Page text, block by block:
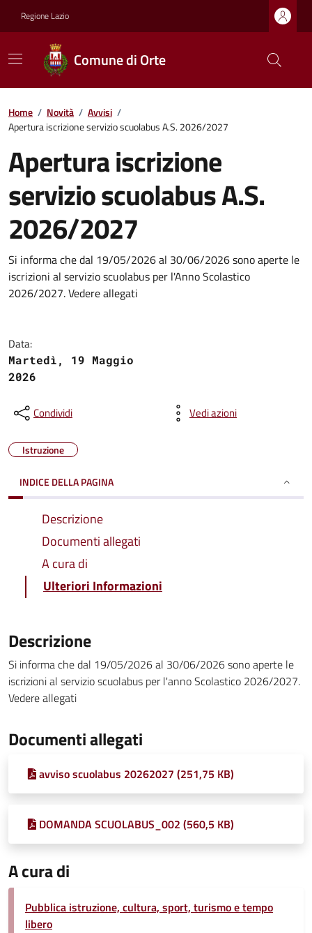
Regione Lazio
Comune di Orte
Home / Novità / Avvisi /
Apertura iscrizione servizio scuolabus A.S. 2026/2027
Apertura iscrizione
servizio scuolabus A.S.
2026/2027
Si informa che dal 19/05/2026 al 30/06/2026 sono aperte le
iscrizioni al servizio scuolabus per l'Anno Scolastico
2026/2027. Vedere allegati
Data:
Martedì, 19 Maggio
2026
Condividi Vedi azioni
Istruzione
INDICE DELLA PAGINA
Descrizione
Documenti allegati
A cura di
Ulteriori Informazioni
Descrizione
Si informa che dal 19/05/2026 al 30/06/2026 sono aperte le
iscrizioni al servizio scuolabus per l'anno Scolastico 2026/2027.
Vedere allegati
Documenti allegati
avviso scuolabus 20262027 (251,75 KB)
DOMANDA SCUOLABUS_002 (560,5 KB)
A cura di
Pubblica istruzione, cultura, sport, turismo e tempo
libero